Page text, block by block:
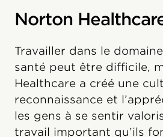
Norton
Travailler dans le
santé peut être difficile,
Healthcare a créé une
reconnaissance et
les gens à se sentir
travail important qu’ils